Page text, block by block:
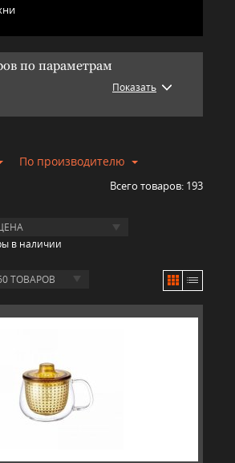
по параметрам
Показать
По производителю
Всего товаров: 193
в наличии
ТОВАРОВ